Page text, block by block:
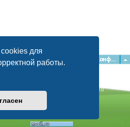
cookies для
работы.
Конфиденциальность
Наша команда
Usage: 2.15 МБ | GZIP: Off |
Queries: 10
Guru, 2004—2026
Powered by
Style byArtodia